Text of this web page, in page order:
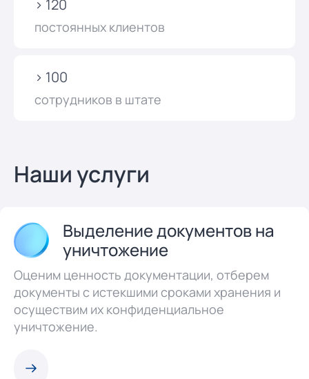
> 120
постоянных клиентов
> 100
сотрудников в штате
Наши услуги
Выделение документов на
уничтожение
Оценим ценность документации, отберем
документы с истекшими сроками хранения и
осуществим их конфиденциальное
уничтожение.